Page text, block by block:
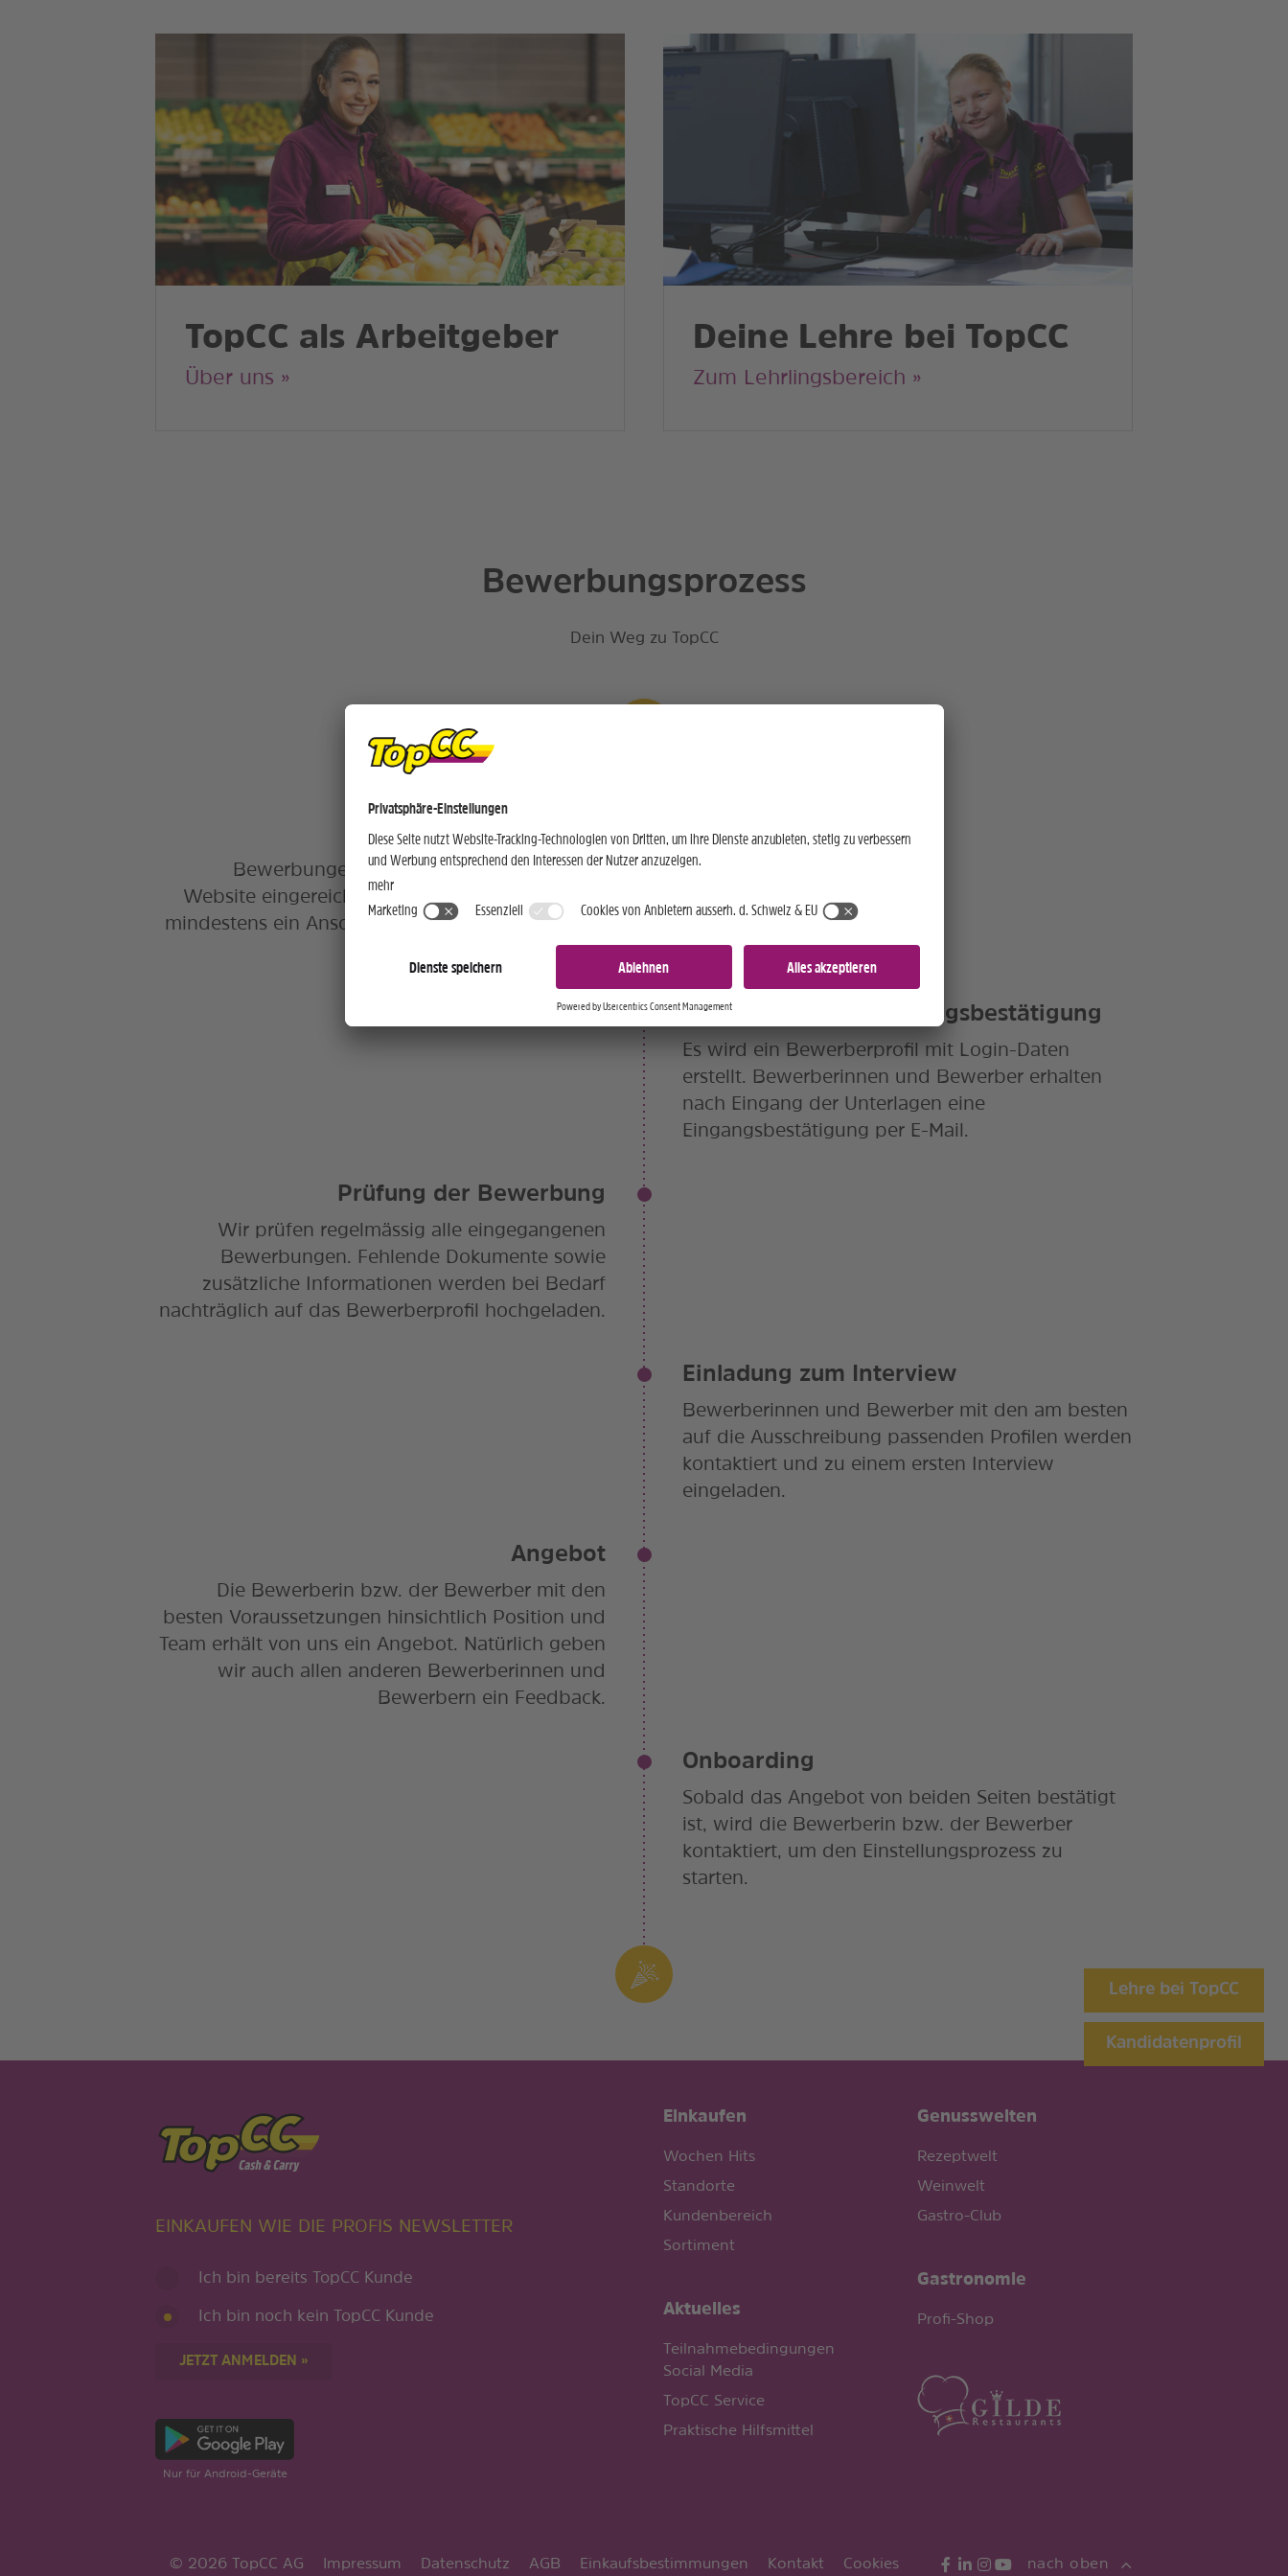
Lehre bei TopCC
Kandidatenprofil
TopCC als Arbeitgeber
Über uns »
Deine Lehre bei TopCC
Zum Lehrlingsbereich »
Bewerbungsprozess
Dein Weg zu TopCC
Bewerbung
Bewerbungen werden online über unsere
Website eingereicht. Die Bewerbung beinhaltet
mindestens ein Anschreiben, den Lebenslauf und
Arbeitszeugnisse.
Bewerberprofil/Empfangsbestätigung
Es wird ein Bewerberprofil mit Login-Daten
erstellt. Bewerberinnen und Bewerber erhalten
nach Eingang der Unterlagen eine
Eingangsbestätigung per E-Mail.
Prüfung der Bewerbung
Wir prüfen regelmässig alle eingegangenen
Bewerbungen. Fehlende Dokumente sowie
zusätzliche Informationen werden bei Bedarf
nachträglich auf das Bewerberprofil hochgeladen.
Einladung zum Interview
Bewerberinnen und Bewerber mit den am besten
auf die Ausschreibung passenden Profilen werden
kontaktiert und zu einem ersten Interview
eingeladen.
Angebot
Die Bewerberin bzw. der Bewerber mit den
besten Voraussetzungen hinsichtlich Position und
Team erhält von uns ein Angebot. Natürlich geben
wir auch allen anderen Bewerberinnen und
Bewerbern ein Feedback.
Onboarding
Sobald das Angebot von beiden Seiten bestätigt
ist, wird die Bewerberin bzw. der Bewerber
kontaktiert, um den Einstellungsprozess zu
starten.
EINKAUFEN WIE DIE PROFIS NEWSLETTER
Ich bin bereits TopCC Kunde
Ich bin noch kein TopCC Kunde
JETZT ANMELDEN »
Nur für Android-Geräte
Einkaufen
Wochen Hits
Standorte
Kundenbereich
Sortiment
Aktuelles
Teilnahmebedingungen
Social Media
TopCC Service
Praktische Hilfsmittel
Genusswelten
Rezeptwelt
Weinwelt
Gastro-Club
Gastronomie
Profi-Shop
© 2026 TopCC AG Impressum Datenschutz AGB Einkaufsbestimmungen Kontakt Cookies nach oben